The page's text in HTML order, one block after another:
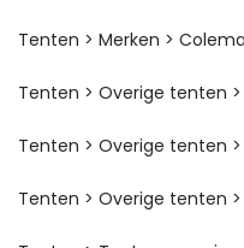
Tenten > Merken >
Tenten > Overige tenten
Tenten > Overige tenten
Tenten > Overige tenten